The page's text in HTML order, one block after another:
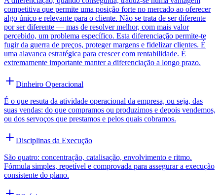
competitiva que permite uma posição forte no mercado ao oferecer
algo único e relevante para o cliente. Não se trata de ser diferente
por ser diferente — mas de resolver melhor, com mais valor
percebido, um problema específico. Esta diferenciação permite-te
fugir da guerra de preços, proteger margens e fidelizar clientes. É
uma alavanca estratégica para crescer com rentabilidade. É
extremamente importante manter a diferenciação a longo prazo.
Dinheiro Operacional
É o que resuta da atividade operacional da empresa, ou seja, das
suas vendas: do que compramos ou produzimos e depois vendemos,
ou dos servoços que prestamos e pelos quais cobramos.
Disciplinas da Execução
São quatro: concentração, catalisação, envolvimento e ritmo.
Fórmula simples, repetível e comprovada para assegurar a execução
consistente do plano.